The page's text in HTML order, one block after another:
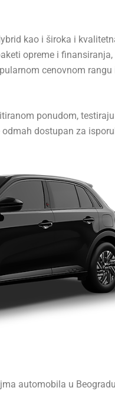
kao i široka i
opreme i finansiranja,
cenovnom rangu
ponudom, testiraju
dostupan za
automobila u